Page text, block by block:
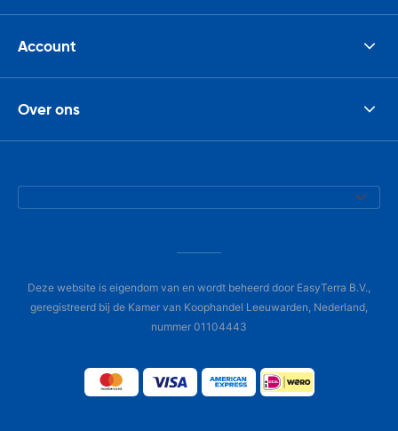
Account
Over ons
Deze website is eigendom van en wordt beheerd door EasyTerra B.V.,
geregistreerd bij de Kamer van Koophandel Leeuwarden, Nederland,
nummer 01104443